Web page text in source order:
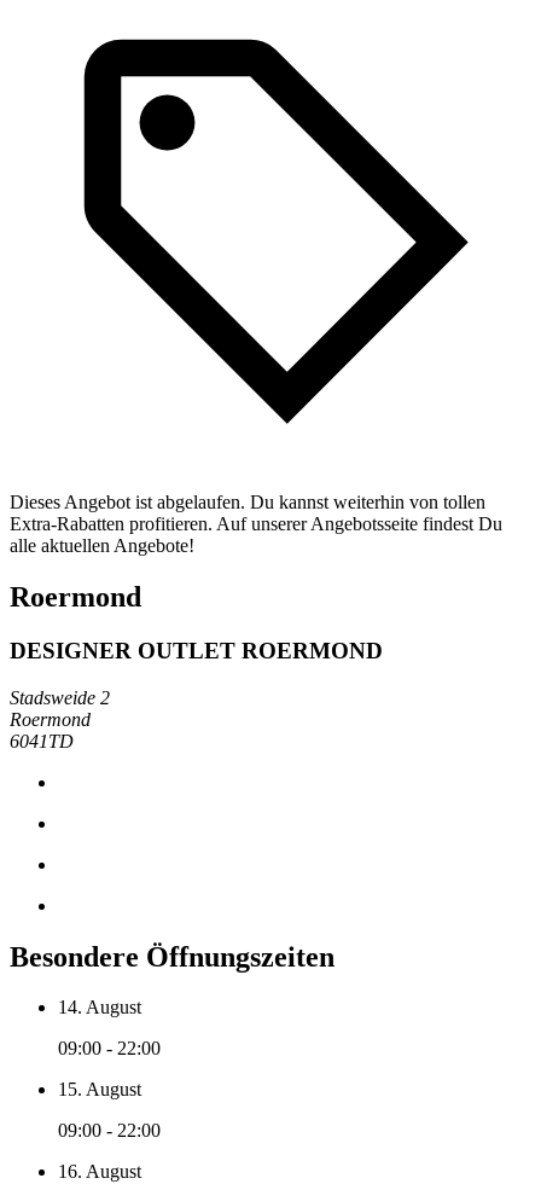
Dieses Angebot ist abgelaufen. Du kannst weiterhin von tollen
Extra-Rabatten profitieren. Auf unserer Angebotsseite findest Du
alle aktuellen Angebote!
Roermond
DESIGNER OUTLET ROERMOND
Stadsweide 2
Roermond
6041TD
Besondere Öffnungszeiten
14. August
09:00 - 22:00
15. August
09:00 - 22:00
16. August